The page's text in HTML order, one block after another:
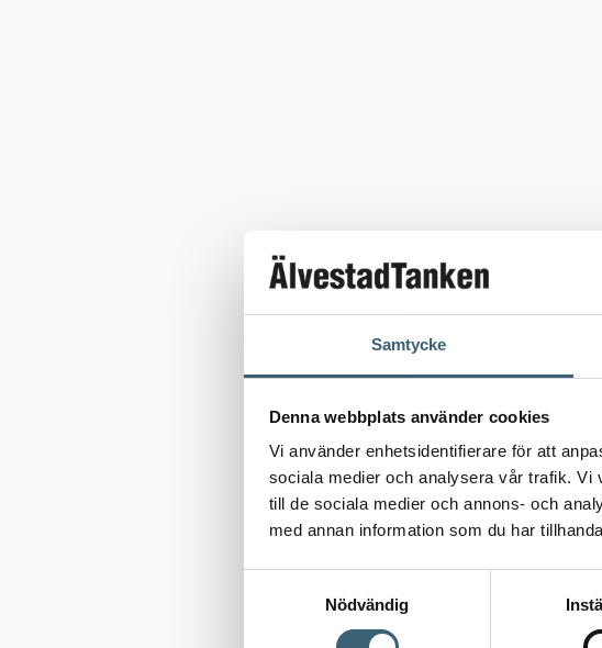
Samtycke
Denna webbplats använder cookies
Vi använder enhetsidentifierare för att
sociala medier och analysera vår trafik. Vi
till de sociala medier och annons- och
med annan information som du har
Nödvändig